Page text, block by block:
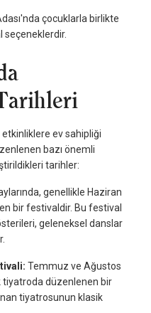
çocuklarla birlikte
seçeneklerdir.
etkinliklere ev sahipliği
bazı önemli
tarihler:
genellikle Haziran
bir festivaldir. Bu festival
geleneksel danslar
Temmuz ve Ağustos
tiyatroda düzenlenen bir
tiyatrosunun klasik